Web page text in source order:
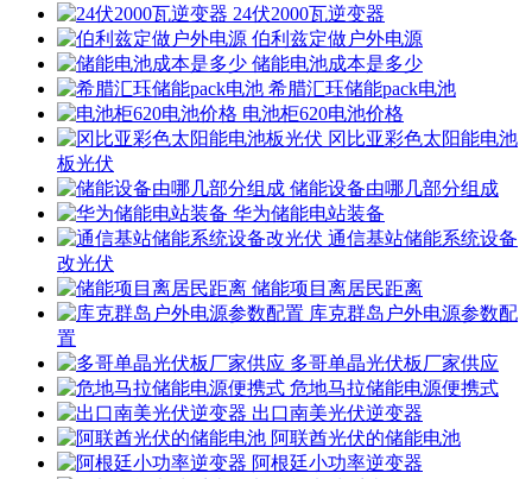
24伏2000瓦逆变器
伯利兹定做户外电源
储能电池成本是多少
希腊汇珏储能pack电池
电池柜620电池价格
冈比亚彩色太阳能电池
板光伏
储能设备由哪几部分组成
华为储能电站装备
通信基站储能系统设备
改光伏
储能项目离居民距离
库克群岛户外电源参数配
置
多哥单晶光伏板厂家供应
危地马拉储能电源便携式
出口南美光伏逆变器
阿联酋光伏的储能电池
阿根廷小功率逆变器